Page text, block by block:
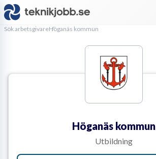
Sök arbetsgivareHöganäs kommun
Höganäs kommun
Utbildning